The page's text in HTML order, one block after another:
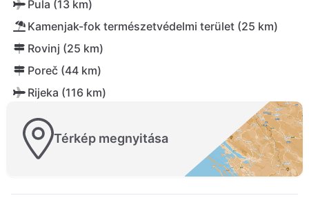
Pula (13 km)
Kamenjak-fok természetvédelmi terület (25 km)
Rovinj (25 km)
Poreč (44 km)
Rijeka (116 km)
Térkép megnyitása